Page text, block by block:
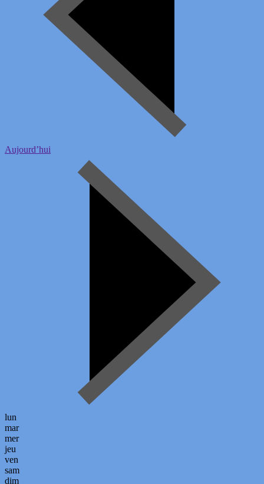
Aujourd’hui
lun
mar
mer
jeu
ven
sam
dim